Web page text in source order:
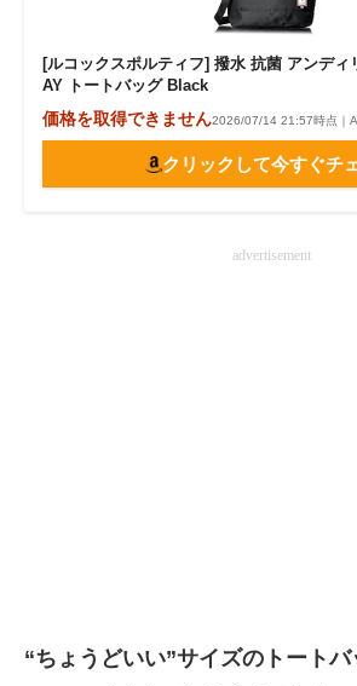
[ルコックスポルティフ] 撥水 抗菌 アンディ
AY トートバッグ Black
価格を取得できません2026/07/14 21:57時点｜
クリックして今すぐチ
advertisement
“ちょうどいい”サイズのトートバ